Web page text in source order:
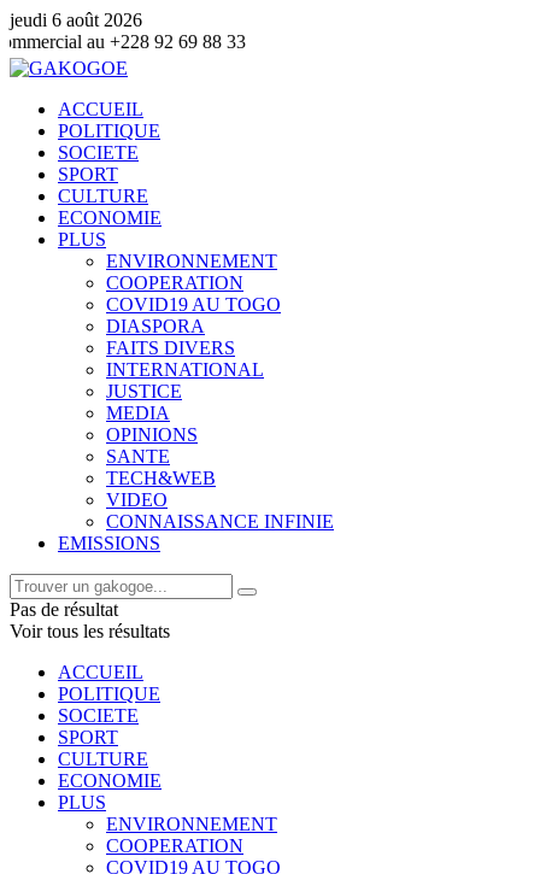
jeudi 6 août 2026
92 69 88 33
ACCUEIL
POLITIQUE
SOCIETE
SPORT
CULTURE
ECONOMIE
PLUS
ENVIRONNEMENT
COOPERATION
COVID19 AU TOGO
DIASPORA
FAITS DIVERS
INTERNATIONAL
JUSTICE
MEDIA
OPINIONS
SANTE
TECH&WEB
VIDEO
CONNAISSANCE INFINIE
EMISSIONS
Pas de résultat
Voir tous les résultats
ACCUEIL
POLITIQUE
SOCIETE
SPORT
CULTURE
ECONOMIE
PLUS
ENVIRONNEMENT
COOPERATION
COVID19 AU TOGO